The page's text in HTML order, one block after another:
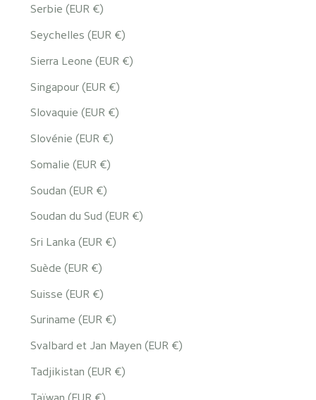
Serbie (EUR €)
Seychelles (EUR €)
Sierra Leone (EUR €)
Singapour (EUR €)
Slovaquie (EUR €)
Slovénie (EUR €)
Somalie (EUR €)
Soudan (EUR €)
Soudan du Sud (EUR €)
Sri Lanka (EUR €)
Suède (EUR €)
Suisse (EUR €)
Suriname (EUR €)
Svalbard et Jan Mayen (EUR €)
Tadjikistan (EUR €)
Taïwan (EUR €)